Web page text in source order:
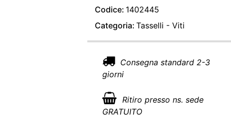
Codice: 1402445
Categoria: Tasselli - Viti
Consegna standard 2-3
giorni
Ritiro presso ns. sede
GRATUITO